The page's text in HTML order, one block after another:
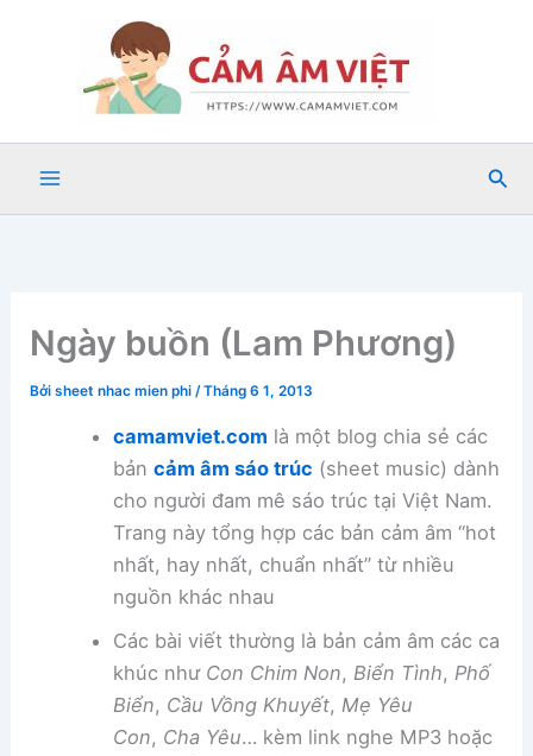
Tìm
Ngày buồn (Lam Phương)
Bởisheet nhac mien phi/Tháng 6 1, 2013
camamviet.com là một blog chia sẻ các
bản cảm âm sáo trúc (sheet music) dành
cho người đam mê sáo trúc tại Việt Nam.
Trang này tổng hợp các bản cảm âm “hot
nhất, hay nhất, chuẩn nhất” từ nhiều
nguồn khác nhau
Các bài viết thường là bản cảm âm các ca
khúc như Con Chim Non, Biển Tình, Phố
Biển, Cầu Vồng Khuyết, Mẹ Yêu
Con, Cha Yêu… kèm link nghe MP3 hoặc